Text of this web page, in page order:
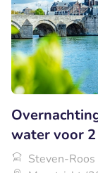
water voor
Steven-Roos